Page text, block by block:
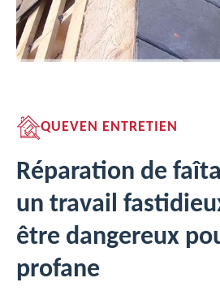
QUEVEN ENTRETIEN
Réparation de
un travail
être dangereux
profane